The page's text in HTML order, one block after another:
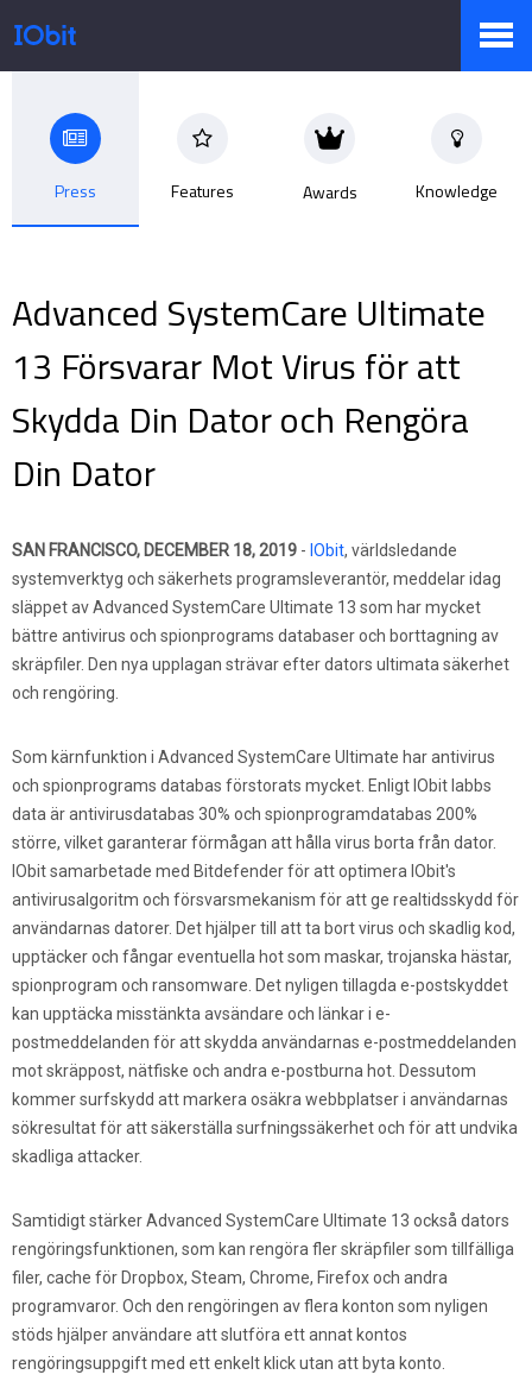
Products
Store
Pressroom
Support
Press Features Awards Knowledge
Advanced SystemCare Ultimate
13 Försvarar Mot Virus för att
Skydda Din Dator och Rengöra
Din Dator
SAN FRANCISCO, DECEMBER 18, 2019 - IObit, världsledande
systemverktyg och säkerhets programsleverantör, meddelar idag
släppet av Advanced SystemCare Ultimate 13 som har mycket
bättre antivirus och spionprograms databaser och borttagning av
skräpfiler. Den nya upplagan strävar efter dators ultimata säkerhet
och rengöring.
Som kärnfunktion i Advanced SystemCare Ultimate har antivirus
och spionprograms databas förstorats mycket. Enligt IObit labbs
data är antivirusdatabas 30% och spionprogramdatabas 200%
större, vilket garanterar förmågan att hålla virus borta från dator.
IObit samarbetade med Bitdefender för att optimera IObit's
antivirusalgoritm och försvarsmekanism för att ge realtidsskydd för
användarnas datorer. Det hjälper till att ta bort virus och skadlig kod,
upptäcker och fångar eventuella hot som maskar, trojanska hästar,
spionprogram och ransomware. Det nyligen tillagda e-postskyddet
kan upptäcka misstänkta avsändare och länkar i e-
postmeddelanden för att skydda användarnas e-postmeddelanden
mot skräppost, nätfiske och andra e-postburna hot. Dessutom
kommer surfskydd att markera osäkra webbplatser i användarnas
sökresultat för att säkerställa surfningssäkerhet och för att undvika
skadliga attacker.
Samtidigt stärker Advanced SystemCare Ultimate 13 också dators
rengöringsfunktionen, som kan rengöra fler skräpfiler som tillfälliga
filer, cache för Dropbox, Steam, Chrome, Firefox och andra
programvaror. Och den rengöringen av flera konton som nyligen
stöds hjälper användare att slutföra ett annat kontos
rengöringsuppgift med ett enkelt klick utan att byta konto.